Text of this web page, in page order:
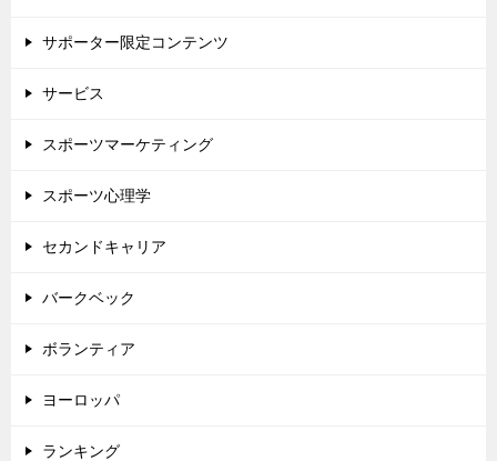
サポーター限定コンテンツ
サービス
スポーツマーケティング
スポーツ心理学
セカンドキャリア
バークベック
ボランティア
ヨーロッパ
ランキング